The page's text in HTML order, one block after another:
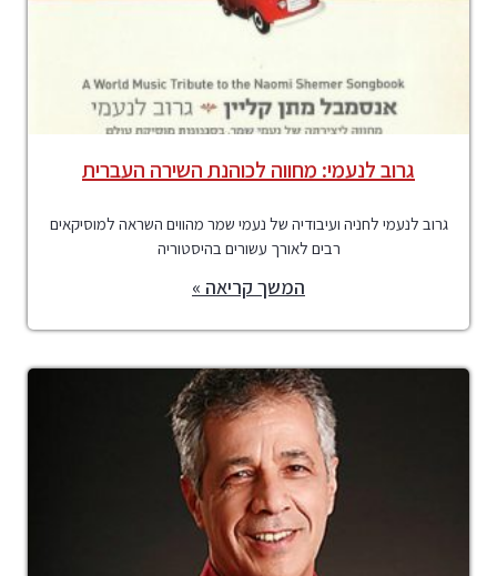
גרוב לנעמי: מחווה לכוהנת השירה העברית
גרוב לנעמי לחניה ועיבודיה של נעמי שמר מהווים השראה למוסיקאים
רבים לאורך עשורים בהיסטוריה
המשך קריאה »